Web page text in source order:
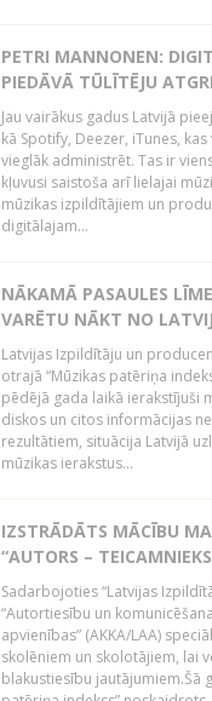
PETRI MANNONEN:
PIEDĀVĀ TŪLĪTĒJU
Jau vairākus gadus Latvijā
kā Spotify, Deezer, iTunes,
vieglāk administrēt. Tas ir
kļuvusi saistoša arī lielajai
mūzikas izpildītājiem un
digitālajam...
NĀKAMĀ PASAULES
VARĒTU NĀKT NO
Latvijas Izpildītāju un
otrajā “Mūzikas patēriņa
pēdējā gada laikā ierakstījuši
diskos un citos informācijas
rezultātiem, situācija Latvijā
mūzikas ierakstus...
IZSTRĀDĀTS MĀCĪBU
“AUTORS –
Sadarbojoties “Latvijas
“Autortiesību un
apvienības” (AKKA/LAA)
skolēniem un skolotājiem, lai
blakustiesību jautājumiem.Šā